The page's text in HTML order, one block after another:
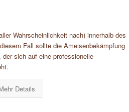
Wahrscheinlichkeit nach) innerhalb des
Fall sollte die Ameisenbekämpfung
sich auf eine professionelle
Details